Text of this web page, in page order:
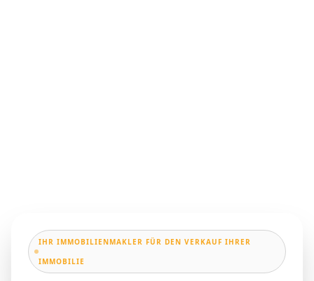
IHR IMMOBILIENMAKLER FÜR DEN VERKAUF IHRER
IMMOBILIE